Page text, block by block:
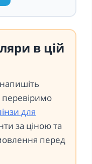
в цій
для
за ціною та
перед